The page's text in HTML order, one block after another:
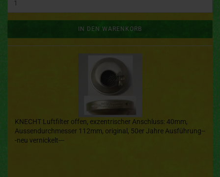
IN DEN WARENKORB
KNECHT Luftfilter offen, exzentrischer Anschluss: 40mm,
Aussendurchmesser 112mm, original, 50er Jahre Ausführung--
-neu vernickelt---